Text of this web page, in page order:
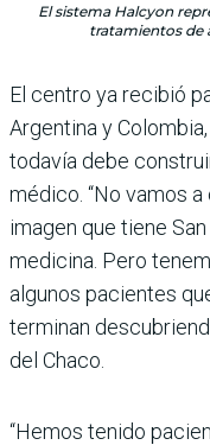
El sistema Halcyon
tratamientos de
El centro ya recibió
Argentina y
todavía debe
médico. “No vamos
imagen que tiene
medicina. Pero
algunos pacientes
terminan
del Chaco.
“Hemos tenido